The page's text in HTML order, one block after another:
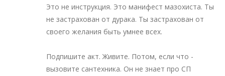
Это не инструкция. Это манифест мазохиста. Ты
не застрахован от дурака. Ты застрахован от
своего желания быть умнее всех.
Подпишите акт. Живите. Потом, если что -
вызовите сантехника. Он не знает про СП